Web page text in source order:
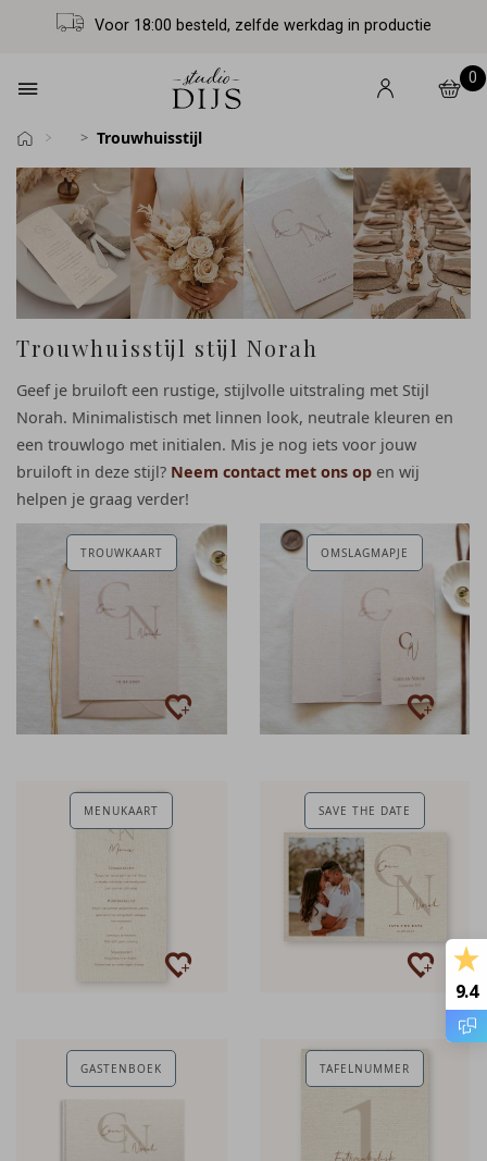
Voor 18:00 besteld, zelfde werkdag in productie
0
Trouwhuisstijl
Trouwhuisstijl stijl Norah
Geef je bruiloft een rustige, stijlvolle uitstraling met Stijl
Norah. Minimalistisch met linnen look, neutrale kleuren en
een trouwlogo met initialen. Mis je nog iets voor jouw
bruiloft in deze stijl? Neem contact met ons op en wij
helpen je graag verder!
TROUWKAART OMSLAGMAPJE
MENUKAART SAVE THE DATE
GASTENBOEK TAFELNUMMER
9.4